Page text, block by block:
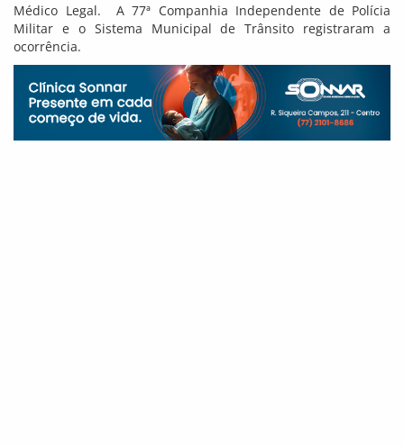
Médico Legal. A 77ª Companhia Independente de Polícia
Militar e o Sistema Municipal de Trânsito registraram a
ocorrência.